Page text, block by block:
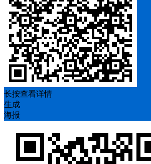
长按查看详情
生成
海报